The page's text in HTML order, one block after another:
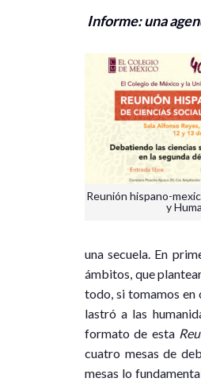
Informe: una
Reunión hispano-
y
una secuela. En
ámbitos, que
todo, si tomamos en
lastró a las
formato de esta
cuatro mesas de
mesas lo